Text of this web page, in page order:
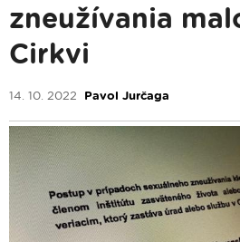
zneužívania
Cirkvi
14. 10. 2022 Pavol Jurčaga